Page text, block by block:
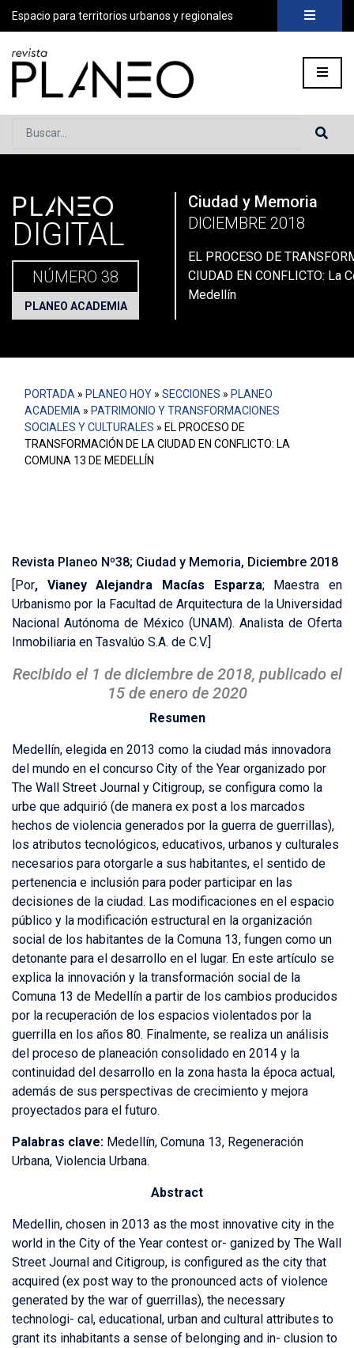
Espacio para territorios urbanos y regionales
Buscar...
Portada» Planeo Hoy Secciones»Planeo Academia»
PLANEO
DIGITAL
NÚMERO 38
PLANEO ACADEMIA
Ciudad y Memoria
DICIEMBRE 2018
EL PROCESO DE
CIUDAD EN CONFLICTO: La
Medellín
PORTADA » PLANEO HOY » SECCIONES » PLANEO
ACADEMIA » PATRIMONIO Y TRANSFORMACIONES
SOCIALES Y CULTURALES » EL PROCESO DE
TRANSFORMACIÓN DE LA CIUDAD EN CONFLICTO: LA
COMUNA 13 DE MEDELLÍN
Revista Planeo Nº38; Ciudad y Memoria, Diciembre 2018
[Por, Vianey Alejandra Macías Esparza; Maestra en
Urbanismo por la Facultad de Arquitectura de la Universidad
Nacional Autónoma de México (UNAM). Analista de Oferta
Inmobiliaria en Tasvalúo S.A. de C.V.]
Recibido el 1 de diciembre de 2018, publicado el
15 de enero de 2020
Resumen
Medellín, elegida en 2013 como la ciudad más innovadora
del mundo en el concurso City of the Year organizado por
The Wall Street Journal y Citigroup, se configura como la
urbe que adquirió (de manera ex post a los marcados
hechos de violencia generados por la guerra de guerrillas),
los atributos tecnológicos, educativos, urbanos y culturales
necesarios para otorgarle a sus habitantes, el sentido de
pertenencia e inclusión para poder participar en las
decisiones de la ciudad. Las modificaciones en el espacio
público y la modificación estructural en la organización
social de los habitantes de la Comuna 13, fungen como un
detonante para el desarrollo en el lugar. En este artículo se
explica la innovación y la transformación social de la
Comuna 13 de Medellín a partir de los cambios producidos
por la recuperación de los espacios violentados por la
guerrilla en los años 80. Finalmente, se realiza un análisis
del proceso de planeación consolidado en 2014 y la
continuidad del desarrollo en la zona hasta la época actual,
además de sus perspectivas de crecimiento y mejora
proyectados para el futuro.
Palabras clave: Medellín, Comuna 13, Regeneración
Urbana, Violencia Urbana.
Abstract
Medellin, chosen in 2013 as the most innovative city in the
world in the City of the Year contest or- ganized by The Wall
Street Journal and Citigroup, is configured as the city that
acquired (ex post way to the pronounced acts of violence
generated by the war of guerrillas), the necessary
technologi- cal, educational, urban and cultural attributes to
grant its inhabitants a sense of belonging and in- clusion to